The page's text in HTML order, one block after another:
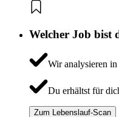
Welcher Job bist
Wir analysieren
Du erhältst für
Zum Lebenslauf-Scan